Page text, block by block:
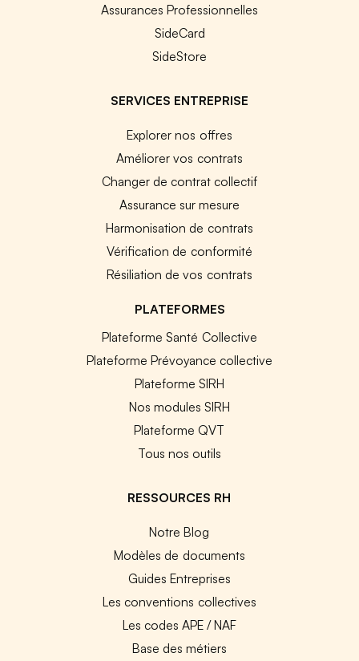
Assurances Professionnelles
SideCard
SideStore
SERVICES ENTREPRISE
Explorer nos offres
Améliorer vos contrats
Changer de contrat collectif
Assurance sur mesure
Harmonisation de contrats
Vérification de conformité
Résiliation de vos contrats
PLATEFORMES
Plateforme Santé Collective
Plateforme Prévoyance collective
Plateforme SIRH
Nos modules SIRH
Plateforme QVT
Tous nos outils
RESSOURCES RH
Notre Blog
Modèles de documents
Guides Entreprises
Les conventions collectives
Les codes APE / NAF
Base des métiers